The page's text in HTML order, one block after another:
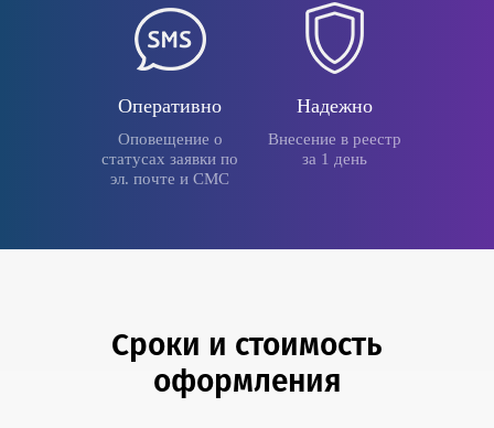
Оперативно
Оповещение о
статусах заявки по
эл. почте и СМС
Надежно
Внесение в реестр
за 1 день
Сроки и стоимость
оформления